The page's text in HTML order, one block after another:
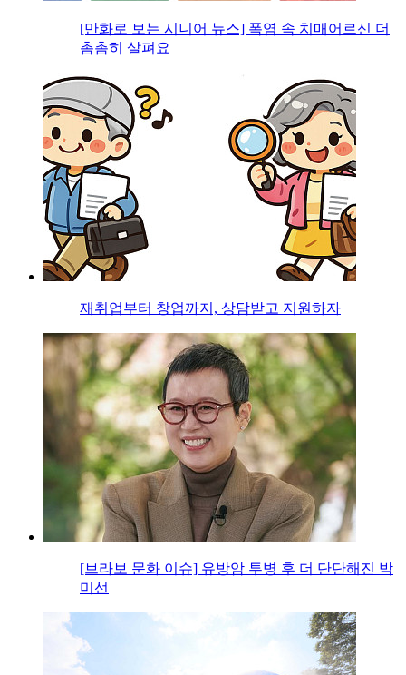
[만화로 보는 시니어 뉴스] 폭염 속 치매어르신 더
촘촘히 살펴요
재취업부터 창업까지, 상담받고 지원하자
[브라보 문화 이슈] 유방암 투병 후 더 단단해진 박
미선